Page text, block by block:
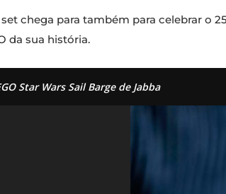
set chega para também para celebrar o
da sua história.
Star Wars Sail Barge de Jabba